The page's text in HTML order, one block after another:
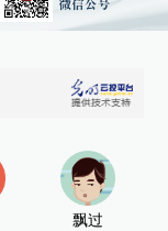
飘过